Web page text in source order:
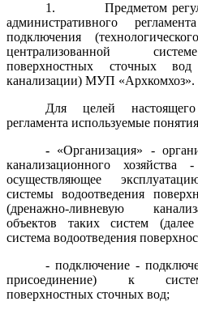
1.
Предметом
административного
подключения
централизованной
поверхностных сточных вод
канализации) МУП «Архкомхоз».
Для целей настоящего
регламента используемые
- «Организация» -
канализационного
осуществляющее
системы водоотведения
(дренажно-ливневую
объектов таких систем
система водоотведения
- подключение -
присоединение) к
поверхностных сточных вод;